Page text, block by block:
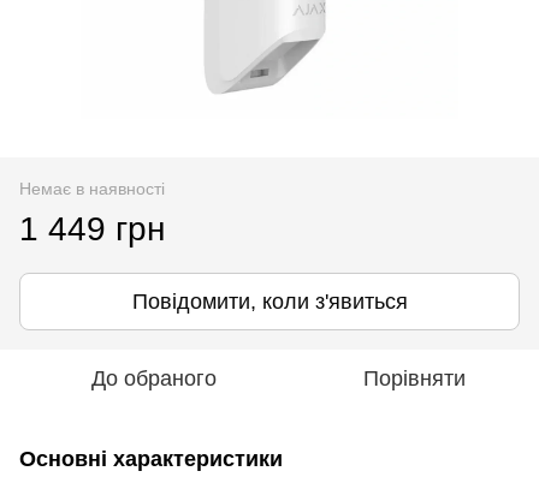
Немає в наявності
1 449 грн
Повідомити, коли з'явиться
До обраного Порівняти
Основні характеристики